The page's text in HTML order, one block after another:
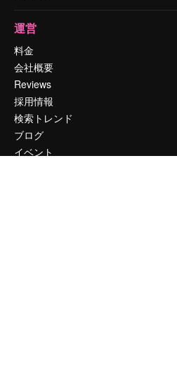
運営
料金
会社概要
Reviews
採用情報
検索トレンド
ブログ
イベント